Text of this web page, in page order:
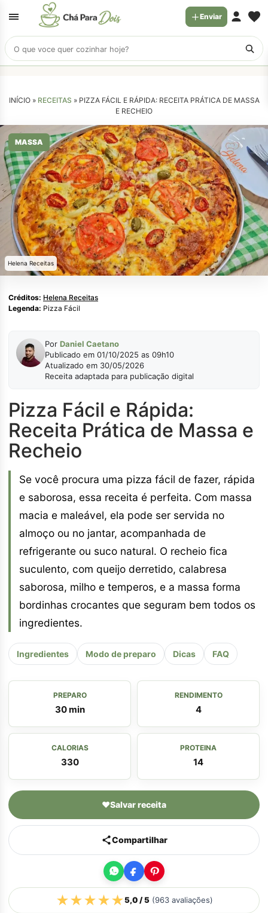
Buscar
receitas
Enviar
INÍCIO » RECEITAS » PIZZA FÁCIL E RÁPIDA: RECEITA PRÁTICA DE MASSA
E RECHEIO
MASSA
Helena Receitas
Créditos: Helena Receitas
Legenda: Pizza Fácil
Por Daniel Caetano
Publicado em 01/10/2025 as 09h10
Atualizado em 30/05/2026
Receita adaptada para publicação digital
Pizza Fácil e Rápida:
Receita Prática de Massa e
Recheio
Se você procura uma pizza fácil de fazer, rápida
e saborosa, essa receita é perfeita. Com massa
macia e maleável, ela pode ser servida no
almoço ou no jantar, acompanhada de
refrigerante ou suco natural. O recheio fica
suculento, com queijo derretido, calabresa
saborosa, milho e temperos, e a massa forma
bordinhas crocantes que seguram bem todos os
ingredientes.
Ingredientes Modo de preparo Dicas FAQ
PREPARO
30 min
RENDIMENTO
4
CALORIAS
330
PROTEINA
14
♥Salvar receita
Compartilhar
★★★★★5,0/ 5(963avaliações)